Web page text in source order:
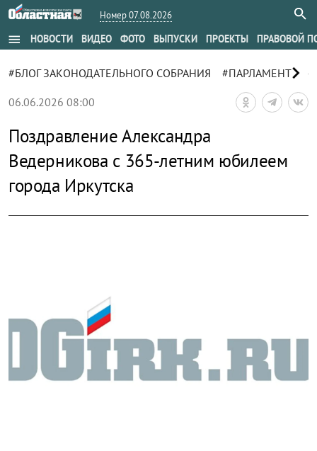
Номер 07.08.2026
menu НОВОСТИ ВИДЕО ФОТО ВЫПУСКИ ПРОЕКТЫ ПРАВОВОЙ
#БЛОГ ЗАКОНОДАТЕЛЬНОГО СОБРАНИЯ #ПАРЛАМЕНТchevron_right
06.06.2026 08:00
Поздравление Александра
Ведерникова с 365-летним юбилеем
города Иркутска